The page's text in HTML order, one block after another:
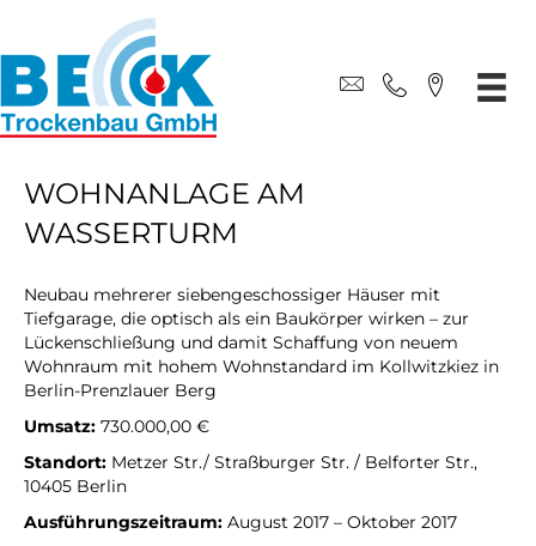
WOHNANLAGE AM
WASSERTURM
Neubau mehrerer siebengeschossiger Häuser mit
Tiefgarage, die optisch als ein Baukörper wirken – zur
Lückenschließung und damit Schaffung von neuem
Wohnraum mit hohem Wohnstandard im Kollwitzkiez in
Berlin-Prenzlauer Berg
Umsatz: 730.000,00 €
Standort: Metzer Str./ Straßburger Str. / Belforter Str.,
10405 Berlin
Ausführungszeitraum: August 2017 – Oktober 2017